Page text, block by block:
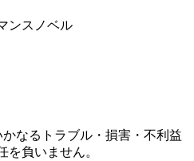
ンスノベル
なるトラブル・損害・不利益
を負いません。